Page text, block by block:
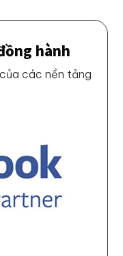
hành
các nền tảng